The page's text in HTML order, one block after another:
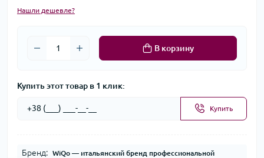
Нашли дешевле?
В корзину
Купить этот товар в 1 клик:
Купить
Бренд:
WiQo — итальянский бренд профессиональной